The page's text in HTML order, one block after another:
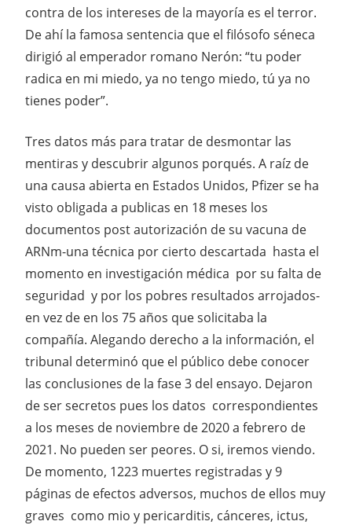
contra de los intereses de la mayoría es el terror.
De ahí la famosa sentencia que el filósofo séneca
dirigió al emperador romano Nerón: “tu poder
radica en mi miedo, ya no tengo miedo, tú ya no
tienes poder”.
Tres datos más para tratar de desmontar las
mentiras y descubrir algunos porqués. A raíz de
una causa abierta en Estados Unidos, Pfizer se ha
visto obligada a publicas en 18 meses los
documentos post autorización de su vacuna de
ARNm-una técnica por cierto descartada hasta el
momento en investigación médica por su falta de
seguridad y por los pobres resultados arrojados-
en vez de en los 75 años que solicitaba la
compañía. Alegando derecho a la información, el
tribunal determinó que el público debe conocer
las conclusiones de la fase 3 del ensayo. Dejaron
de ser secretos pues los datos correspondientes
a los meses de noviembre de 2020 a febrero de
2021. No pueden ser peores. O si, iremos viendo.
De momento, 1223 muertes registradas y 9
páginas de efectos adversos, muchos de ellos muy
graves como mio y pericarditis, cánceres, ictus,